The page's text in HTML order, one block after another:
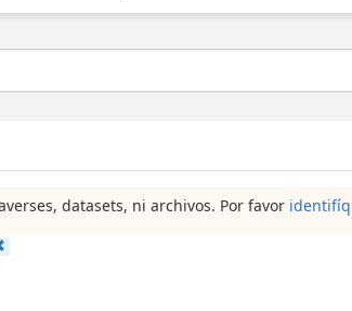
datasets, ni archivos. Por favor